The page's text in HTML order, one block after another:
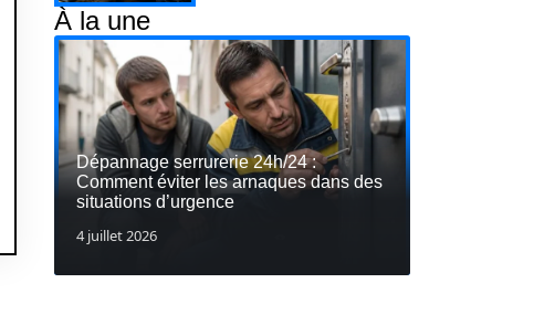
À la une
Dépannage serrurerie 24h/24 :
Comment éviter les arnaques dans des
situations d’urgence
4 juillet 2026